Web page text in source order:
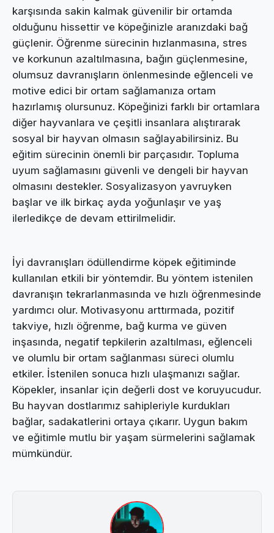
karşısında sakin kalmak güvenilir bir ortamda
olduğunu hissettir ve köpeğinizle aranızdaki bağ
güçlenir. Öğrenme sürecinin hızlanmasına, stres
ve korkunun azaltılmasına, bağın güçlenmesine,
olumsuz davranışların önlenmesinde eğlenceli ve
motive edici bir ortam sağlamanıza ortam
hazırlamış olursunuz. Köpeğinizi farklı bir ortamlara
diğer hayvanlara ve çeşitli insanlara alıştırarak
sosyal bir hayvan olmasın sağlayabilirsiniz. Bu
eğitim sürecinin önemli bir parçasıdır. Topluma
uyum sağlamasını güvenli ve dengeli bir hayvan
olmasını destekler. Sosyalizasyon yavruyken
başlar ve ilk birkaç ayda yoğunlaşır ve yaş
ilerledikçe de devam ettirilmelidir.
İyi davranışları ödüllendirme köpek eğitiminde
kullanılan etkili bir yöntemdir. Bu yöntem istenilen
davranışın tekrarlanmasında ve hızlı öğrenmesinde
yardımcı olur. Motivasyonu arttırmada, pozitif
takviye, hızlı öğrenme, bağ kurma ve güven
inşasında, negatif tepkilerin azaltılması, eğlenceli
ve olumlu bir ortam sağlanması süreci olumlu
etkiler. İstenilen sonuca hızlı ulaşmanızı sağlar.
Köpekler, insanlar için değerli dost ve koruyucudur.
Bu hayvan dostlarımız sahipleriyle kurdukları
bağlar, sadakatlerini ortaya çıkarır. Uygun bakım
ve eğitimle mutlu bir yaşam sürmelerini sağlamak
mümkündür.